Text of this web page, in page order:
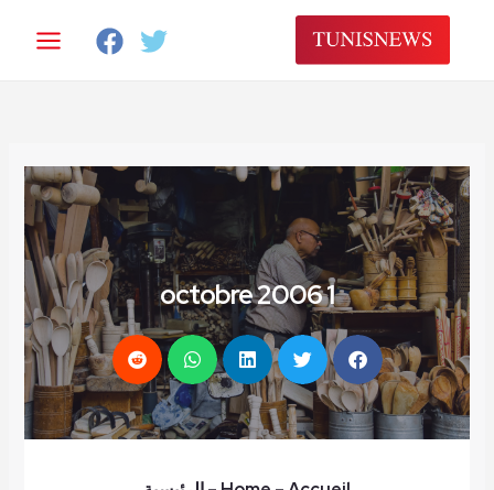
1 octobre 2006